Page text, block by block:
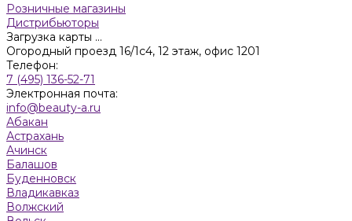
Розничные магазины
Дистрибьюторы
Загрузка карты ...
Огородный проезд 16/1с4, 12 этаж, офис 1201
Телефон:
7 (495) 136-52-71
Электронная почта:
info@beauty-a.ru
Абакан
Астрахань
Ачинск
Балашов
Буденновск
Владикавказ
Волжский